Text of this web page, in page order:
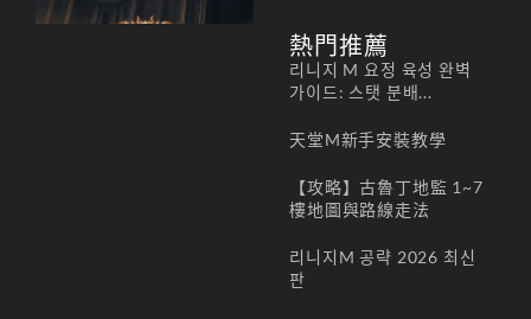
-神
話突
備活
15 7
月,
神話
熱門推薦
리니지 M 요정 육성 완벽
가이드: 스탯 분배...
天堂M新手安裝教學
【攻略】古魯丁地監 1~7
樓地圖與路線走法
리니지M 공략 2026 최신
판